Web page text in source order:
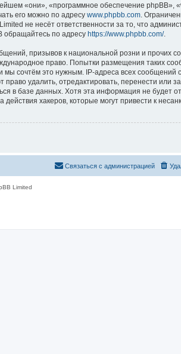
«они», «программное обеспечение phpBB»,
его можно по адресу www.phpbb.com .
не несёт ответственности за то, что
обращайтесь по адресу https://www.phpbb.com/.
призывов к национальной розни и прочих
право. Попытки размещения таких
сочтём это нужным. IP-адреса всех сообщений
удалить, отредактировать, перенести или
в базе данных. Хотя эта информация не будет
хакеров, которые могут привести к
Связаться с администрацией
Limited